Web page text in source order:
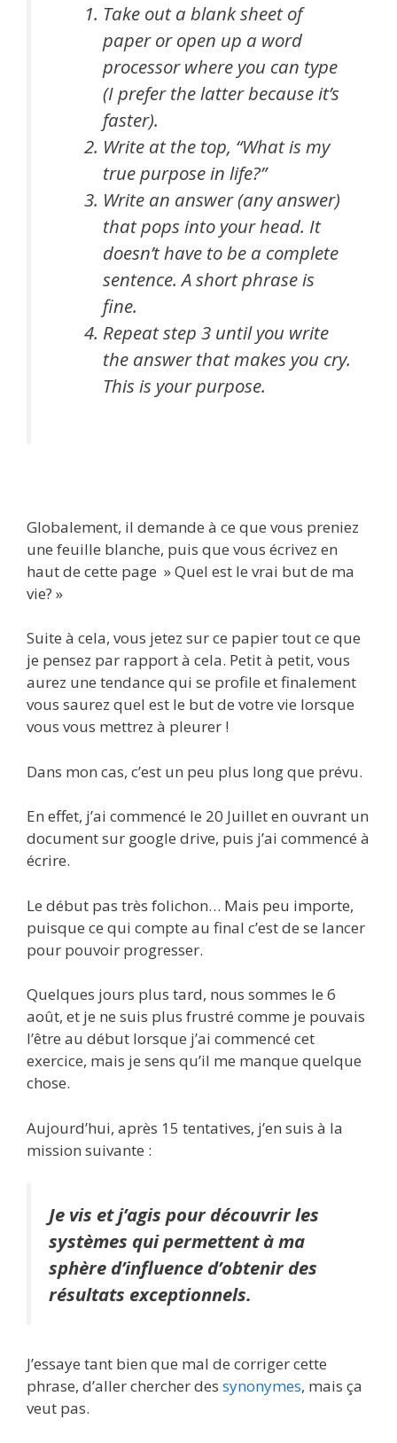
Take out a blank sheet of
paper or open up a word
processor where you can type
(I prefer the latter because it’s
faster).
Write at the top, “What is my
true purpose in life?”
Write an answer (any answer)
that pops into your head. It
doesn’t have to be a complete
sentence. A short phrase is
fine.
Repeat step 3 until you write
the answer that makes you cry.
This is your purpose.
Globalement, il demande à ce que vous preniez
une feuille blanche, puis que vous écrivez en
haut de cette page » Quel est le vrai but de ma
vie? »
Suite à cela, vous jetez sur ce papier tout ce que
je pensez par rapport à cela. Petit à petit, vous
aurez une tendance qui se profile et finalement
vous saurez quel est le but de votre vie lorsque
vous vous mettrez à pleurer !
Dans mon cas, c’est un peu plus long que prévu.
En effet, j’ai commencé le 20 Juillet en ouvrant un
document sur google drive, puis j’ai commencé à
écrire.
Le début pas très folichon… Mais peu importe,
puisque ce qui compte au final c’est de se lancer
pour pouvoir progresser.
Quelques jours plus tard, nous sommes le 6
août, et je ne suis plus frustré comme je pouvais
l’être au début lorsque j’ai commencé cet
exercice, mais je sens qu’il me manque quelque
chose.
Aujourd’hui, après 15 tentatives, j’en suis à la
mission suivante :
Je vis et j’agis pour découvrir les
systèmes qui permettent à ma
sphère d’influence d’obtenir des
résultats exceptionnels.
J’essaye tant bien que mal de corriger cette
phrase, d’aller chercher des synonymes, mais ça
veut pas.